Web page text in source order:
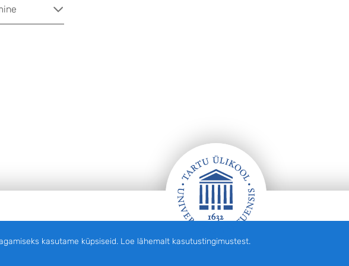
kasutame küpsiseid. Loe lähemalt kasutustingimustest.